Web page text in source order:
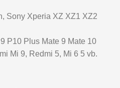
Sony Xperia XZ XZ1 XZ2
P10 Plus Mate 9 Mate 10
Mi 9, Redmi 5, Mi 6 5 vb.